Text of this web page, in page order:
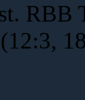
RBB